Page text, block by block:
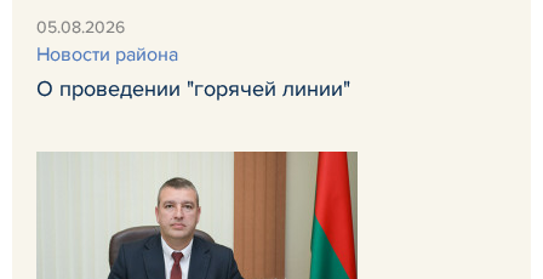
05.08.2026
Новости района
О проведении "горячей линии"